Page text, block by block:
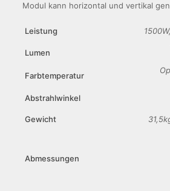
Modul kann horizontal und vertikal
Leistung
Lumen
Farbtemperatur
Abstrahlwinkel
Gewicht
Abmessungen